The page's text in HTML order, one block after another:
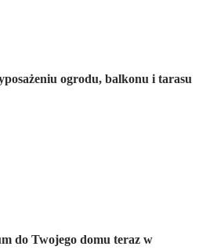
ogrodu, balkonu i tarasu
do Twojego domu teraz w